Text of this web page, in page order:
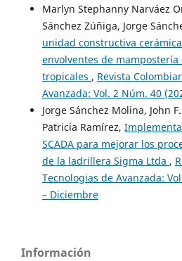
Marlyn Stephanny Narváez
Sánchez Zúñiga, Jorge
unidad constructiva
envolventes de mampostería
tropicales , Revista
Avanzada: Vol. 2 Núm. 40
Jorge Sánchez Molina, John
Patricia Ramírez,
SCADA para mejorar los
de la ladrillera Sigma Ltda ,
Tecnologias de Avanzada:
– Diciembre
Información